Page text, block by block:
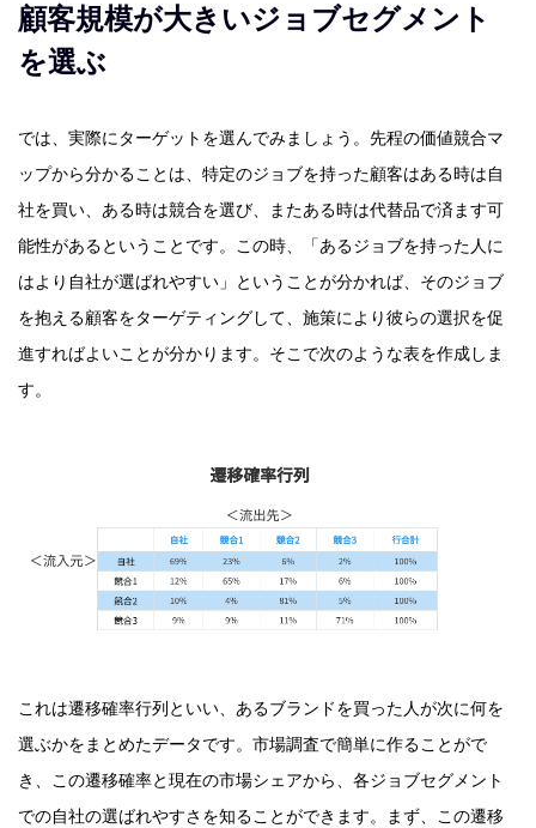
顧客規模が大きいジョブセグメント
を選ぶ
では、実際にターゲットを選んでみましょう。先程の価値競合マ
ップから分かることは、特定のジョブを持った顧客はある時は自
社を買い、ある時は競合を選び、またある時は代替品で済ます可
能性があるということです。この時、「あるジョブを持った人に
はより自社が選ばれやすい」ということが分かれば、そのジョブ
を抱える顧客をターゲティングして、施策により彼らの選択を促
進すればよいことが分かります。そこで次のような表を作成しま
す。
これは遷移確率行列といい、あるブランドを買った人が次に何を
選ぶかをまとめたデータです。市場調査で簡単に作ることがで
き、この遷移確率と現在の市場シェアから、各ジョブセグメント
での自社の選ばれやすさを知ることができます。まず、この遷移